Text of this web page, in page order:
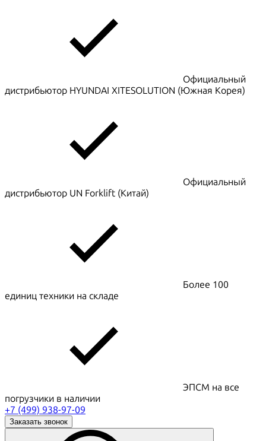
Официальный
дистрибьютор HYUNDAI XITESOLUTION (Южная Корея)
Официальный
дистрибьютор UN Forklift (Китай)
Более 100
единиц техники на складе
ЭПСМ на все
погрузчики в наличии
+7 (499) 938-97-09
Заказать звонок